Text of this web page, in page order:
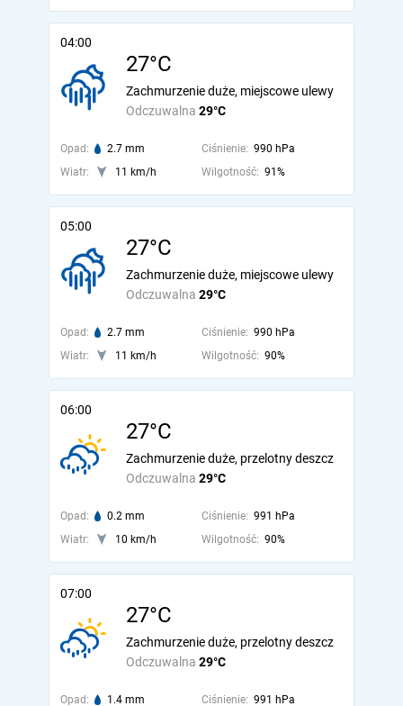
04:00
27°C
Odczuwalna 29°C
Zachmurzenie duże, miejscowe ulewy
Opad: 2.7 mm Ciśnienie: 990 hPa
Wiatr:
11 km/h Wilgotność: 91%
05:00
27°C
Odczuwalna 29°C
Zachmurzenie duże, miejscowe ulewy
Opad: 2.7 mm Ciśnienie: 990 hPa
Wiatr:
11 km/h Wilgotność: 90%
06:00
27°C
Odczuwalna 29°C
Zachmurzenie duże, przelotny deszcz
Opad: 0.2 mm Ciśnienie: 991 hPa
Wiatr:
10 km/h Wilgotność: 90%
07:00
27°C
Odczuwalna 29°C
Zachmurzenie duże, przelotny deszcz
Opad: 1.4 mm Ciśnienie: 991 hPa